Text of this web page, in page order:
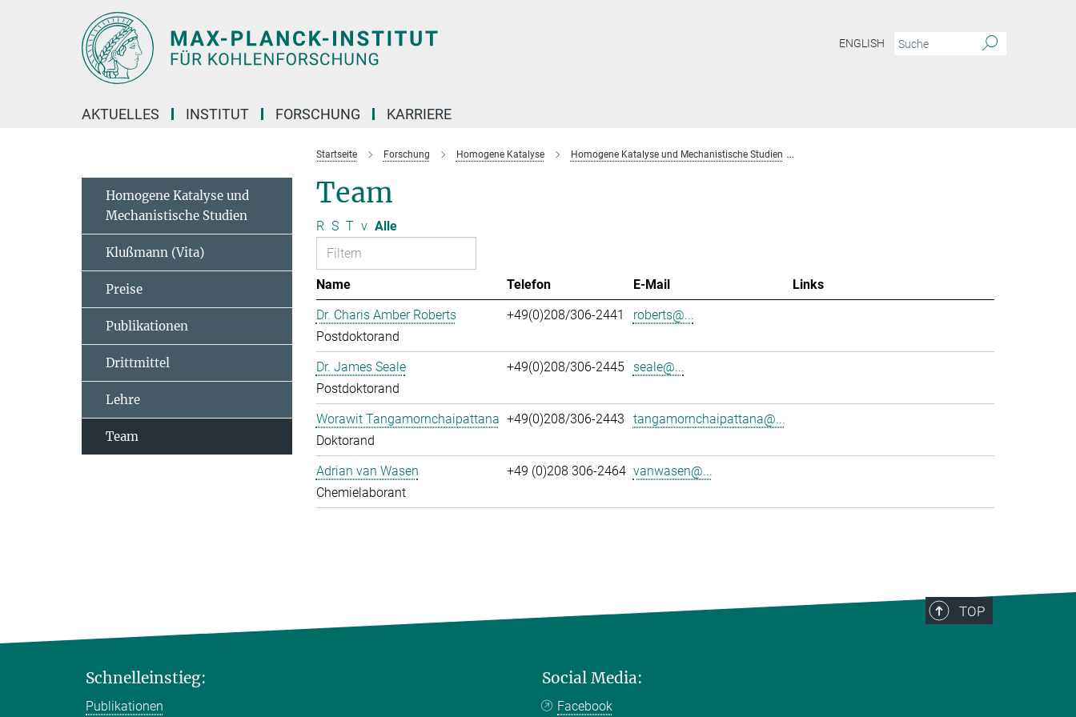
ENGLISH
AKTUELLES INSTITUT FORSCHUNG KARRIERE
Startseite Forschung Homogene Katalyse Homogene Katalyse und Mechanistische Studien
Team
R S T v Alle
Name Telefon E-Mail
Links
Dr. Charis Amber Roberts
Postdoktorand
+49(0)208/306-2441 roberts@...
Dr. James Seale
Postdoktorand
+49(0)208/306-2445 seale@...
Worawit Tangamornchaipattana
Doktorand
+49(0)208/306-2443 tangamornchaipattana@...
Adrian van Wasen
Chemielaborant
+49 (0)208 306-2464 vanwasen@...
Homogene Katalyse und
Mechanistische Studien
Klußmann (Vita)
Preise
Publikationen
Drittmittel
Lehre
Team
TOP
Schnelleinstieg:
Publikationen
Social Media:
Facebook